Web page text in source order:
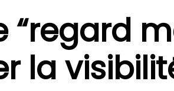
“regard
la